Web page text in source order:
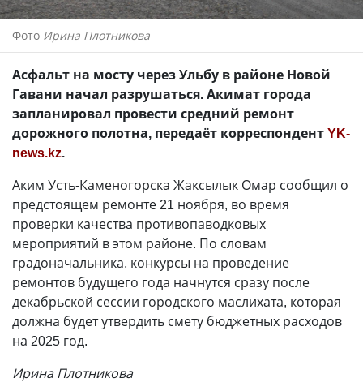
Фото Ирина Плотникова
Асфальт на мосту через Ульбу в районе Новой
Гавани начал разрушаться. Акимат города
запланировал провести средний ремонт
дорожного полотна, передаёт корреспондентYK-
news.kz.
Аким Усть-Каменогорска Жаксылык Омар сообщил о
предстоящем ремонте 21 ноября, во время
проверки качества противопаводковых
мероприятий в этом районе. По словам
градоначальника, конкурсы на проведение
ремонтов будущего года начнутся сразу после
декабрьской сессии городского маслихата, которая
должна будет утвердить смету бюджетных расходов
на 2025 год.
Ирина Плотникова